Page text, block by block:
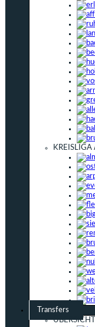
Transfers
ÜBERSICHT